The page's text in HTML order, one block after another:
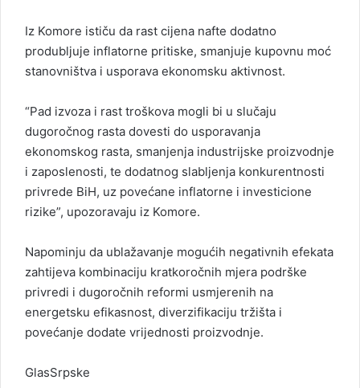
Iz Komore ističu da rast cijena nafte dodatno
produbljuje inflatorne pritiske, smanjuje kupovnu moć
stanovništva i usporava ekonomsku aktivnost.
“Pad izvoza i rast troškova mogli bi u slučaju
dugoročnog rasta dovesti do usporavanja
ekonomskog rasta, smanjenja industrijske proizvodnje
i zaposlenosti, te dodatnog slabljenja konkurentnosti
privrede BiH, uz povećane inflatorne i investicione
rizike”, upozoravaju iz Komore.
Napominju da ublažavanje mogućih negativnih efekata
zahtijeva kombinaciju kratkoročnih mjera podrške
privredi i dugoročnih reformi usmjerenih na
energetsku efikasnost, diverzifikaciju tržišta i
povećanje dodate vrijednosti proizvodnje.
GlasSrpske